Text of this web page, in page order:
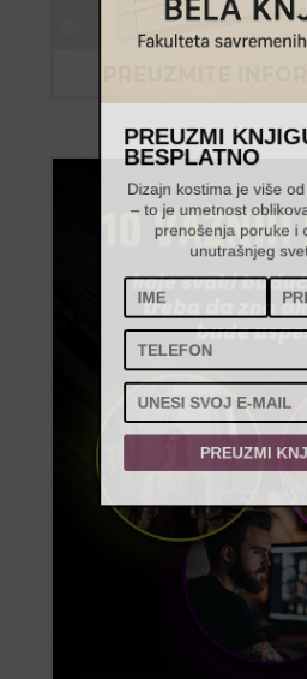
PREUZMI
BESPLATNO
Dizajn kostima je više
– to je umetnost
prenošenja poruke i
unutrašnjeg
PREUZMI